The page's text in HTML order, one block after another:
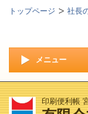
トップページ 社長
メニュー
印刷便利帳